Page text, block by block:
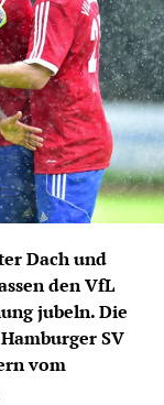
Dach und
den VfL
jubeln. Die
SV
vom